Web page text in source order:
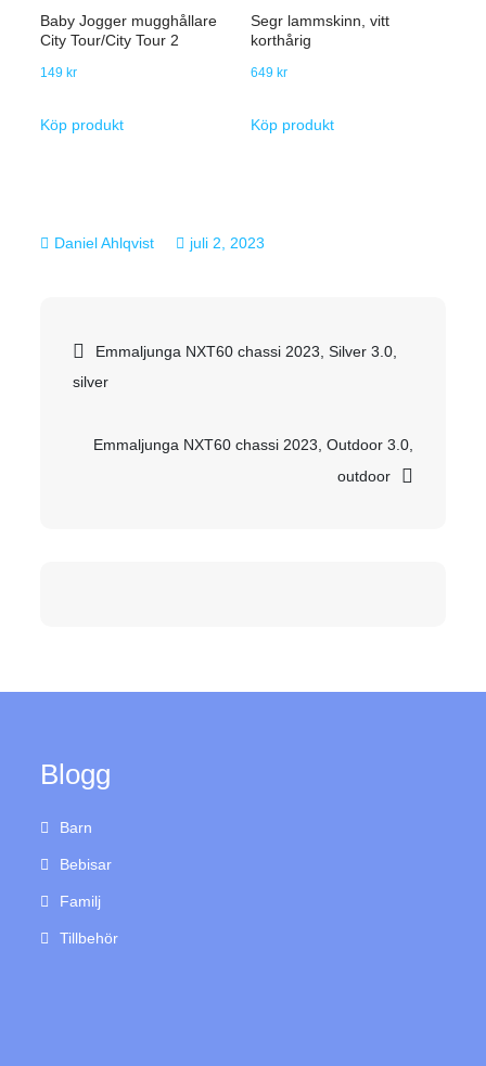
Baby Jogger mugghållare
City Tour/City Tour 2
149kr
Köp produkt
Segr lammskinn, vitt
korthårig
649kr
Köp produkt
juli 2, 2023
Inläggsnavigering
Emmaljunga NXT60 chassi 2023, Silver 3.0,
silver
Emmaljunga NXT60 chassi 2023, Outdoor 3.0,
outdoor
Blogg
Barn
Bebisar
Familj
Tillbehör